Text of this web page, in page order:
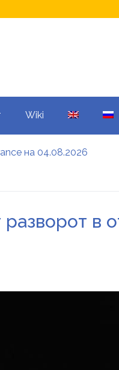
Wiki
на 04.08.2026
а кому не начислят
и обменников
в